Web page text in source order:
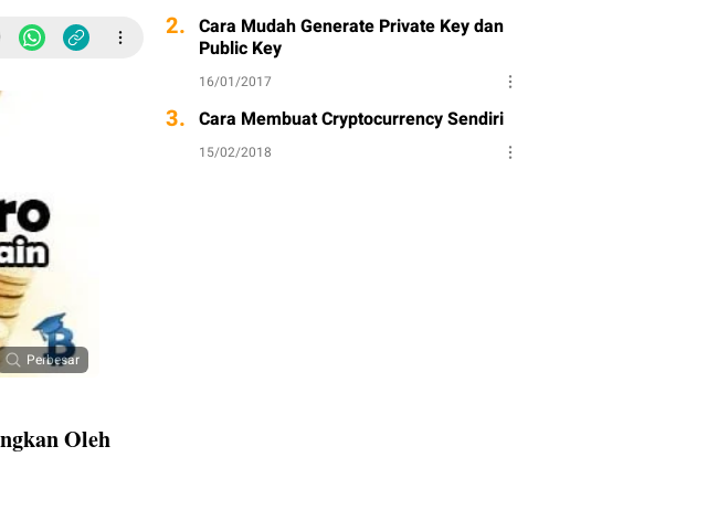
Perbesar
Oleh
2. Cara Mudah Generate Private Key dan
Public Key
16/01/2017
3. Cara Membuat Cryptocurrency Sendiri
15/02/2018